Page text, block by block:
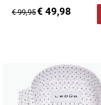
€ 99,95€ 49,98